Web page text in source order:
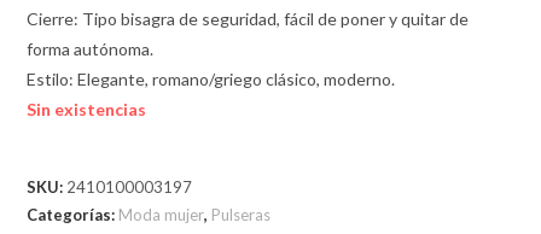
Cierre: Tipo bisagra de seguridad, fácil de poner y quitar de
forma autónoma.
Estilo: Elegante, romano/griego clásico, moderno.
Sin existencias
SKU: 2410100003197
Categorías: Moda mujer, Pulseras